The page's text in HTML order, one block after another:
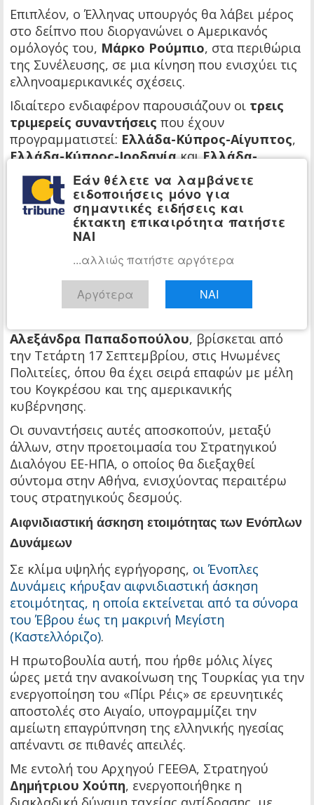
Επιπλέον, ο Έλληνας υπουργός θα λάβει μέρος
στο δείπνο που διοργανώνει ο Αμερικανός
ομόλογός του, Μάρκο Ρούμπιο, στα περιθώρια
της Συνέλευσης, σε μια κίνηση που ενισχύει τις
ελληνοαμερικανικές σχέσεις.
Ιδιαίτερο ενδιαφέρον παρουσιάζουν οι τρεις
τριμερείς συναντήσεις που έχουν
προγραμματιστεί: Ελλάδα-Κύπρος-Αίγυπτος,
Ελλάδα-Κύπρος-ΙορδανίακαιΕλλάδα-
Κύπρος-Συρία
, οι οποίες στοχεύουν στην
εμβάθυνση της περιφερειακής συνεργασίας.
Ο κ. Γεραπετρίτης θα συμμετάσχει επίσης στη
Διάσκεψη για τη Λύση των Δύο Κρατών, που
ενώ θα απευθύνει παρέμβαση στη συνάντηση
υψηλού επιπέδου για τον εορτασμό των 80 ετών
από την ίδρυση του ΟΗΕ.
Αλεξάνδρα Παπαδοπούλου, βρίσκεται από
την Τετάρτη 17 Σεπτεμβρίου, στις Ηνωμένες
Πολιτείες, όπου θα έχει σειρά επαφών με μέλη
του Κογκρέσου και της αμερικανικής
κυβέρνησης.
Οι συναντήσεις αυτές αποσκοπούν, μεταξύ
άλλων, στην προετοιμασία του Στρατηγικού
Διαλόγου ΕΕ-ΗΠΑ, ο οποίος θα διεξαχθεί
σύντομα στην Αθήνα, ενισχύοντας περαιτέρω
τους στρατηγικούς δεσμούς.
Αιφνιδιαστική άσκηση ετοιμότητας των Ενόπλων
Δυνάμεων
Σε κλίμα υψηλής εγρήγορσης, οι Ένοπλες
Δυνάμεις κήρυξαν αιφνιδιαστική άσκηση
ετοιμότητας, η οποία εκτείνεται από τα σύνορα
του Έβρου έως τη μακρινή Μεγίστη
(Καστελλόριζο).
Η πρωτοβουλία αυτή, που ήρθε μόλις λίγες
ώρες μετά την ανακοίνωση της Τουρκίας για την
ενεργοποίηση του «Πίρι Ρέις» σε ερευνητικές
αποστολές στο Αιγαίο, υπογραμμίζει την
αμείωτη επαγρύπνηση της ελληνικής ηγεσίας
απέναντι σε πιθανές απειλές.
Με εντολή του Αρχηγού ΓΕΕΘΑ, Στρατηγού
Δημήτριου Χούπη, ενεργοποιήθηκε η
Εάν θέλετε να λαμβάνετε
ειδοποιήσεις μόνο για
σημαντικές ειδήσεις και
έκτακτη επικαιρότητα πατήστε
ΝΑΙ
...αλλιώς πατήστε αργότερα
Αργότερα ΝΑΙ